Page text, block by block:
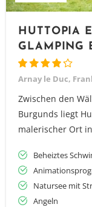
HUTTOPIA
GLAMPING
Arnay le Duc,
Zwischen den
Burgunds liegt
malerischer Ort
Beheiztes
Natursee mit
Angeln